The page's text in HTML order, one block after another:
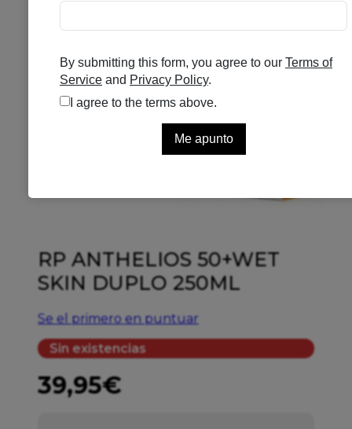
RP ANTHELIOS 50+WET
SKIN DUPLO 250ML
Se el primero en puntuar
Sin existencias
39,95€